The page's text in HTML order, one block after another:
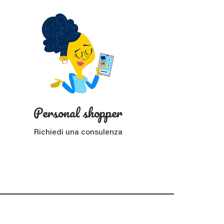
Personal shopper
Richiedi una consulenza